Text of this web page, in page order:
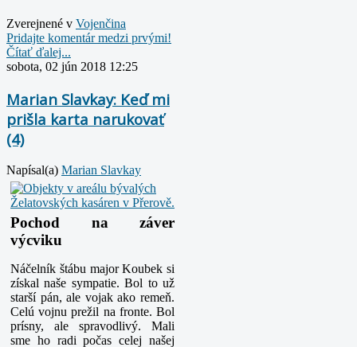
Zverejnené v Vojenčina
Pridajte komentár medzi prvými!
Čítať ďalej...
sobota, 02 jún 2018 12:25
Marian Slavkay: Keď mi
prišla karta narukovať
(4)
Napísal(a) Marian Slavkay
Pochod na záver
výcviku
Náčelník štábu major Koubek si
získal naše sympatie. Bol to už
starší pán, ale vojak ako remeň.
Celú vojnu prežil na fronte. Bol
prísny, ale spravodlivý. Mali
sme ho radi počas celej našej